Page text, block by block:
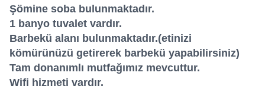
Şömine soba bulunmaktadır.
1 banyo tuvalet vardır.
Barbekü alanı bulunmaktadır.(etinizi
kömürünüzü getirerek barbekü yapabilirsiniz)
Tam donanımlı mutfağımız mevcuttur.
Wifi hizmeti vardır.